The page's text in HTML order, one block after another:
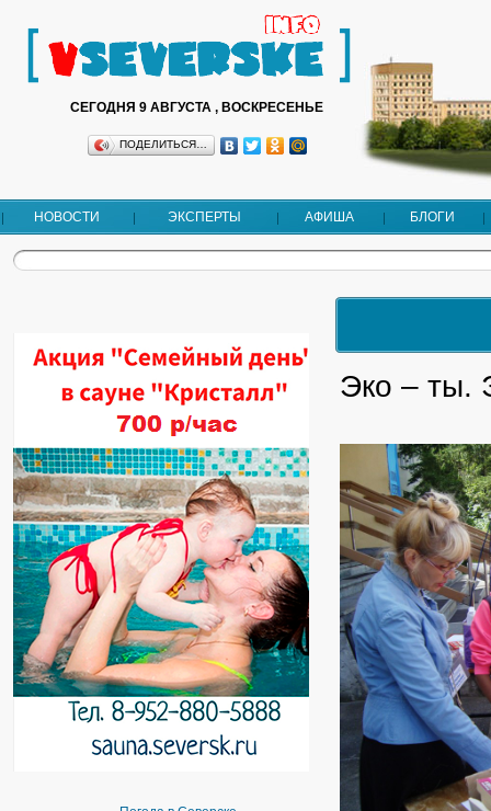
СЕГОДНЯ 9 АВГУСТА , ВОСКРЕСЕНЬЕ
ПОДЕЛИТЬСЯ…
НОВОСТИ ЭКСПЕРТЫ АФИША БЛОГИ
Эко – ты.